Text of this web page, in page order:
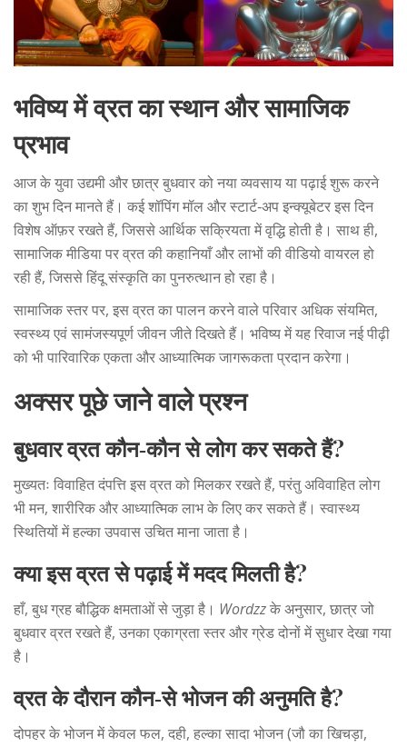
भविष्य में व्रत का स्थान और सामाजिक
प्रभाव
आज के युवा उद्यमी और छात्र बुधवार को नया व्यवसाय या पढ़ाई शुरू करने
का शुभ दिन मानते हैं। कई शॉपिंग मॉल और स्टार्ट‑अप इन्क्यूबेटर इस दिन
विशेष ऑफ़र रखते हैं, जिससे आर्थिक सक्रियता में वृद्धि होती है। साथ ही,
सामाजिक मीडिया पर व्रत की कहानियाँ और लाभों की वीडियो वायरल हो
रही हैं, जिससे हिंदू संस्कृति का पुनरुत्थान हो रहा है।
सामाजिक स्तर पर, इस व्रत का पालन करने वाले परिवार अधिक संयमित,
स्वस्थ्य एवं सामंजस्यपूर्ण जीवन जीते दिखते हैं। भविष्य में यह रिवाज नई पीढ़ी
को भी पारिवारिक एकता और आध्यात्मिक जागरूकता प्रदान करेगा।
अक्सर पूछे जाने वाले प्रश्न
बुधवार व्रत कौन‑कौन से लोग कर सकते हैं?
मुख्यतः विवाहित दंपत्ति इस व्रत को मिलकर रखते हैं, परंतु अविवाहित लोग
भी मन, शारीरिक और आध्यात्मिक लाभ के लिए कर सकते हैं। स्वास्थ्य
स्थितियों में हल्का उपवास उचित माना जाता है।
क्या इस व्रत से पढ़ाई में मदद मिलती है?
हाँ, बुध ग्रह बौद्धिक क्षमताओं से जुड़ा है। Wordzzके अनुसार, छात्र जो
बुधवार व्रत रखते हैं, उनका एकाग्रता स्तर और ग्रेड दोनों में सुधार देखा गया
है।
व्रत के दौरान कौन‑से भोजन की अनुमति है?
दोपहर के भोजन में केवल फल, दही, हल्का सादा भोजन (जौ का खिचड़ा,